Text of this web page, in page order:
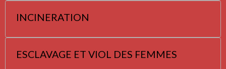
INCINERATION
ESCLAVAGE ET VIOL DES FEMMES